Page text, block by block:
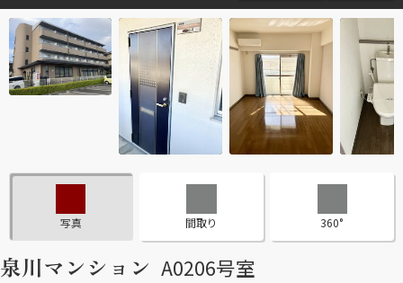
シャーメゾンとは
シャーメゾンセレクショ
ン
動画ギャラリー
ShaMaison STYLE
写真 間取り 360°
泉川マンション A0206号室